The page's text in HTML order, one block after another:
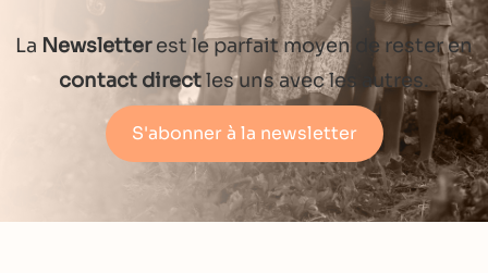
La Newsletterest le parfait moyen de rester en
contact directles uns avec les autres.
S'abonner à la newsletter